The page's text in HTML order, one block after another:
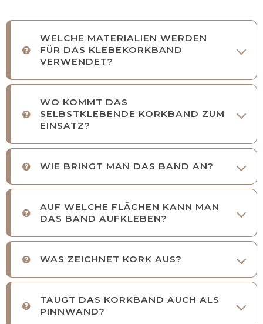
WELCHE MATERIALIEN WERDEN
FÜR DAS KLEBEKORKBAND
VERWENDET?
WO KOMMT DAS
SELBSTKLEBENDE KORKBAND ZUM
EINSATZ?
WIE BRINGT MAN DAS BAND AN?
AUF WELCHE FLÄCHEN KANN MAN
DAS BAND AUFKLEBEN?
WAS ZEICHNET KORK AUS?
TAUGT DAS KORKBAND AUCH ALS
PINNWAND?